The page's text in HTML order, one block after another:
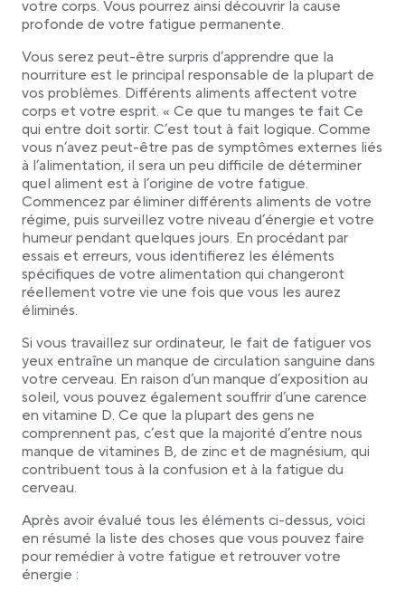
votre corps. Vous pourrez ainsi découvrir la cause
profonde de votre fatigue permanente.
Vous serez peut-être surpris d’apprendre que la
nourriture est le principal responsable de la plupart de
vos problèmes. Différents aliments affectent votre
corps et votre esprit. « Ce que tu manges te fait Ce
qui entre doit sortir. C’est tout à fait logique. Comme
vous n’avez peut-être pas de symptômes externes liés
à l’alimentation, il sera un peu difficile de déterminer
quel aliment est à l’origine de votre fatigue.
Commencez par éliminer différents aliments de votre
régime, puis surveillez votre niveau d’énergie et votre
humeur pendant quelques jours. En procédant par
essais et erreurs, vous identifierez les éléments
spécifiques de votre alimentation qui changeront
réellement votre vie une fois que vous les aurez
éliminés.
Si vous travaillez sur ordinateur, le fait de fatiguer vos
yeux entraîne un manque de circulation sanguine dans
votre cerveau. En raison d’un manque d’exposition au
soleil, vous pouvez également souffrir d’une carence
en vitamine D. Ce que la plupart des gens ne
comprennent pas, c’est que la majorité d’entre nous
manque de vitamines B, de zinc et de magnésium, qui
contribuent tous à la confusion et à la fatigue du
cerveau.
Après avoir évalué tous les éléments ci-dessus, voici
en résumé la liste des choses que vous pouvez faire
pour remédier à votre fatigue et retrouver votre
énergie :